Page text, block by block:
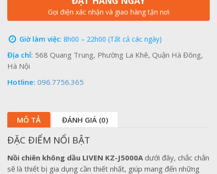
Gọi điện xác nhận và giao hàng tận nơi
Giờ làm việc: 8h00 – 22h00 (Tất cả các ngày)
Địa chỉ: 568 Quang Trung, Phường La Khê, Quận Hà Đông,
Hà Nội
Hotline: 096.7756.365
MÔ TẢ ĐÁNH GIÁ (0)
ĐẶC ĐIỂM NỔI BẬT
Nồi chiên không dầu LIVEN KZ-J5000A dưới đây, chắc chắn
sẽ là thiết bị gia dụng cần thiết nhất, giúp mang đến những